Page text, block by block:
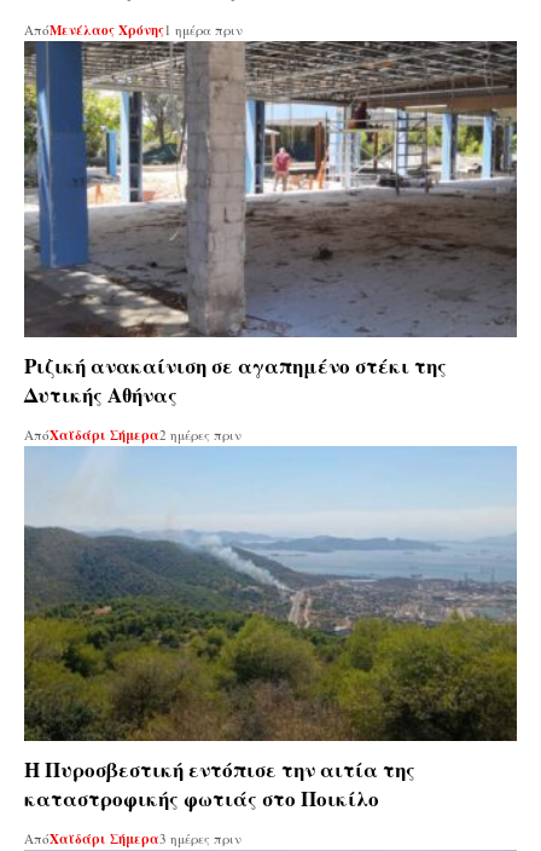
ΑπόΜενέλαος Χρόνης1 ημέρα πριν
Ριζική ανακαίνιση σε αγαπημένο στέκι της
Δυτικής Αθήνας
ΑπόΧαϊδάρι Σήμερα2 ημέρες πριν
Η Πυροσβεστική εντόπισε την αιτία της
καταστροφικής φωτιάς στο Ποικίλο
ΑπόΧαϊδάρι Σήμερα3 ημέρες πριν